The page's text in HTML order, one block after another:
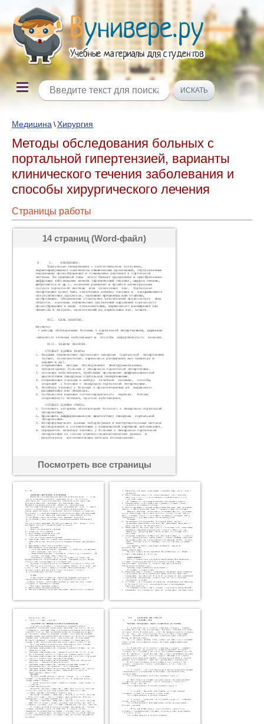
Медицина \Хирургия
Методы обследования больных с
портальной гипертензией, варианты
клинического течения заболевания и
способы хирургического лечения
Страницы работы
14 страниц (Word-файл)
Посмотреть все страницы